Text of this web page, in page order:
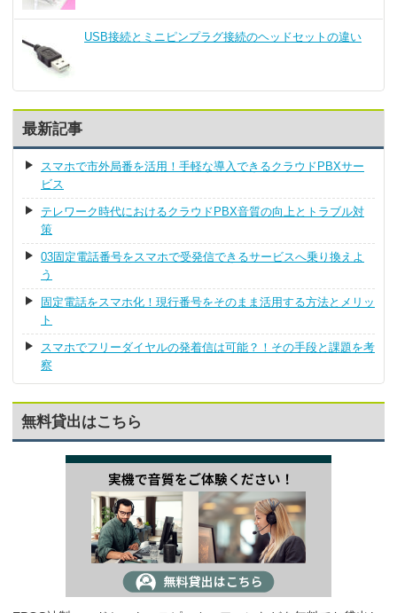
USB接続とミニピンプラグ接続のヘッドセットの違い
最新記事
スマホで市外局番を活用！手軽な導入できるクラウドPBXサー
ビス
テレワーク時代におけるクラウドPBX音質の向上とトラブル対
策
03固定電話番号をスマホで受発信できるサービスへ乗り換えよ
う
固定電話をスマホ化！現行番号をそのまま活用する方法とメリッ
ト
スマホでフリーダイヤルの発着信は可能？！その手段と課題を考
察
無料貸出はこちら